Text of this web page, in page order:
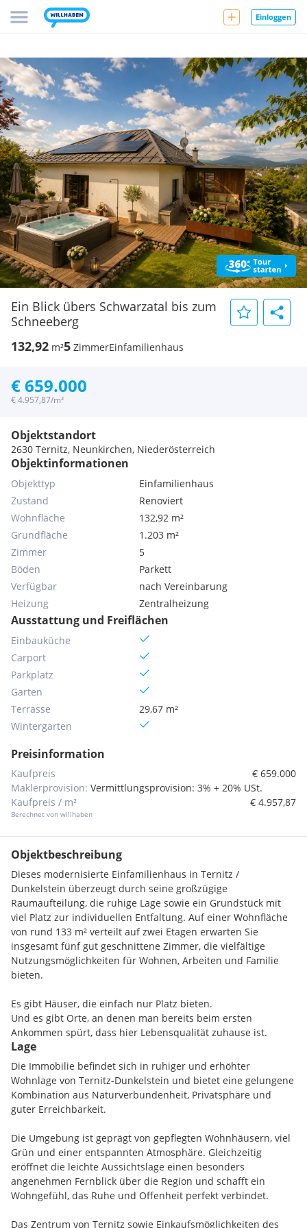
Einloggen
Ein Blick übers Schwarzatal bis zum
Schneeberg
132,92 m²5 ZimmerEinfamilienhaus
€ 659.000
€ 4.957,87/m²
Objektstandort
2630 Ternitz, Neunkirchen, Niederösterreich
Objektinformationen
Objekttyp
Einfamilienhaus
Zustand
Renoviert
Wohnfläche
132,92 m²
Grundfläche
1.203 m²
Zimmer
5
Böden
Parkett
Verfügbar
nach Vereinbarung
Heizung
Zentralheizung
Ausstattung und Freiflächen
Einbauküche
Carport
Parkplatz
Garten
Terrasse
29,67 m²
Wintergarten
Preisinformation
Kaufpreis
€ 659.000
Maklerprovision: Vermittlungsprovision: 3% + 20% USt.
Kaufpreis / m²
Berechnet von willhaben
€ 4.957,87
Objektbeschreibung
Dieses modernisierte Einfamilienhaus in Ternitz /
Dunkelstein überzeugt durch seine großzügige
Raumaufteilung, die ruhige Lage sowie ein Grundstück mit
viel Platz zur individuellen Entfaltung. Auf einer Wohnfläche
von rund 133 m² verteilt auf zwei Etagen erwarten Sie
insgesamt fünf gut geschnittene Zimmer, die vielfältige
Nutzungsmöglichkeiten für Wohnen, Arbeiten und Familie
bieten.
Es gibt Häuser, die einfach nur Platz bieten.
Und es gibt Orte, an denen man bereits beim ersten
Ankommen spürt, dass hier Lebensqualität zuhause ist.
Dieses außergewöhnlich gepflegte Einfamilienhaus in
erhöhter Aussichtslage von Ternitz-Dunkelstein verbindet
modernes Wohnen, stilvolle Architektur und private
Rückzugsorte zu einem Zuhause mit besonderer
Ausstrahlung.
Auf rund 133 m² Wohnfläche entfaltet sich ein Wohnkonzept,
das Offenheit, Komfort und Alltagstauglichkeit harmonisch
vereint. Helle Räume, hochwertige Materialien und zahlreiche
liebevoll gestaltete Details schaffen eine Atmosphäre, die
gleichzeitig modern, warm und einladend wirkt.
Lage
Die Immobilie befindet sich in ruhiger und erhöhter
Wohnlage von Ternitz-Dunkelstein und bietet eine gelungene
Kombination aus Naturverbundenheit, Privatsphäre und
guter Erreichbarkeit.
Die Umgebung ist geprägt von gepflegten Wohnhäusern, viel
Grün und einer entspannten Atmosphäre. Gleichzeitig
eröffnet die leichte Aussichtslage einen besonders
angenehmen Fernblick über die Region und schafft ein
Wohngefühl, das Ruhe und Offenheit perfekt verbindet.
Das Zentrum von Ternitz sowie Einkaufsmöglichkeiten des